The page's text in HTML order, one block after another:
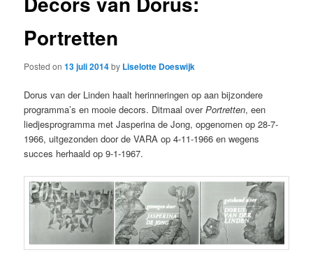
Portretten
Posted on13 juli 2014by Liselotte Doeswijk
Dorus van der Linden haalt herinneringen op aan bijzondere
programma’s en mooie decors. Ditmaal overPortretten, een
liedjesprogramma met Jasperina de Jong, opgenomen op 28-7-
1966, uitgezonden door de VARA op 4-11-1966 en wegens
succes herhaald op 9-1-1967.